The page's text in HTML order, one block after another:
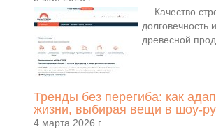
— Качество
долговечность
древесной
Тренды без перегиба: как
жизни, выбирая вещи в шоу-
4 марта 2026 г.